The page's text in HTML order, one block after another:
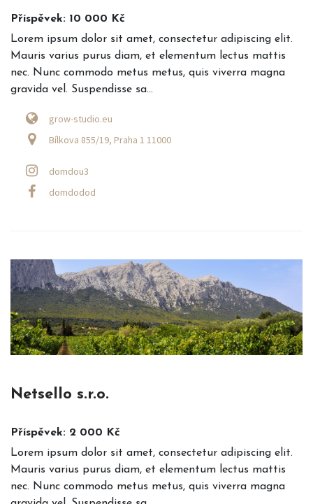
Příspěvek: 10 000 Kč
Lorem ipsum dolor sit amet, consectetur adipiscing elit.
Mauris varius purus diam, et elementum lectus mattis
nec. Nunc commodo metus metus, quis viverra magna
gravida vel. Suspendisse sa...
grow-studio.eu
Bílkova 855/19, Praha 1 11000
domdou3
domdodod
Netsello s.r.o.
Příspěvek: 2 000 Kč
Lorem ipsum dolor sit amet, consectetur adipiscing elit.
Mauris varius purus diam, et elementum lectus mattis
nec. Nunc commodo metus metus, quis viverra magna